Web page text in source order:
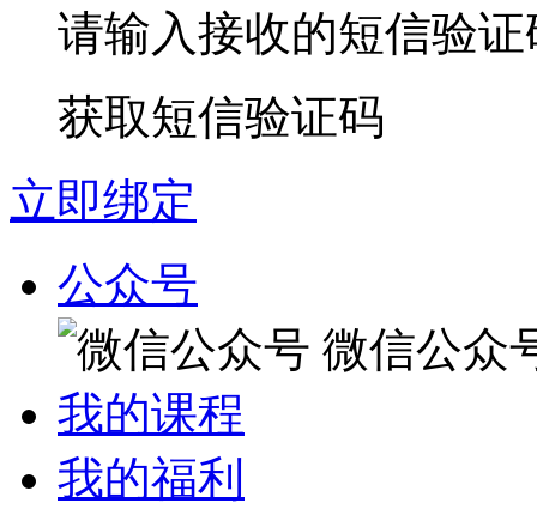
请输入接收的短信验证
获取短信验证码
立即绑定
公众号
微信公众
我的课程
我的福利